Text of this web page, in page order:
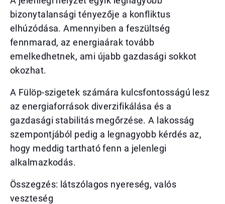
bizonytalansági tényezője a konfliktus
elhúzódása. Amennyiben a feszültség
fennmarad, az energiaárak tovább
emelkedhetnek, ami újabb gazdasági sokkot
okozhat.
A Fülöp-szigetek számára kulcsfontosságú lesz
az energiaforrások diverzifikálása és a
gazdasági stabilitás megőrzése. A lakosság
szempontjából pedig a legnagyobb kérdés az,
hogy meddig tartható fenn a jelenlegi
alkalmazkodás.
Összegzés: látszólagos nyereség, valós
veszteség